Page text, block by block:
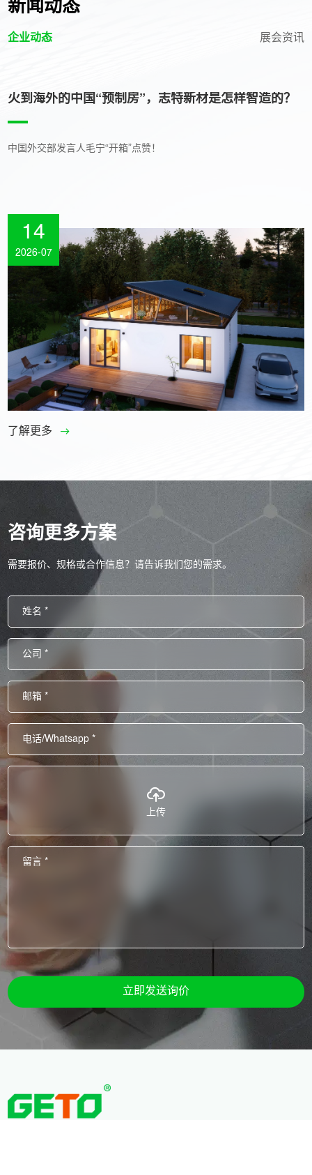
新闻动态
企业动态 展会资讯
火到海外的中国“预制房”，志特新材是怎样智造的？
中国外交部发言人毛宁“开箱”点赞！
14
2026-07
了解更多
咨询更多方案
需要报价、规格或合作信息？请告诉我们您的需求。
上传
立即发送询价